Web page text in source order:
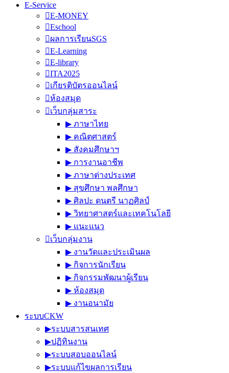
E-Service
E-MONEY
Eschool
ผลการเรียนSGS
E-Learning
E-library
ITA2025
เกียรติบัตรออนไลน์
ห้องสมุด
เว็บกลุ่มสาระ
▶︎ ภาษาไทย
▶︎ คณิตศาสตร์
▶︎ สังคมศึกษาฯ
▶︎ การงานอาชีพ
▶︎ ภาษาต่างประเทศ
▶︎ สุขศึกษา พลศึกษา
▶︎ ศิลปะ ดนตรี นาฏศิลป์
▶︎ วิทยาศาสตร์และเทคโนโลยี
▶︎ แนะแนว
เว็บกลุ่มงาน
▶︎ งานวัดและประเมินผล
▶︎ กิจการนักเรียน
▶︎ กิจกรรมพัฒนาผู้เรียน
▶︎ ห้องสมุด
▶︎ งานอนามัย
ระบบCKW
▶︎ระบบสารสนเทศ
▶︎ปฏิทินงาน
▶︎ระบบสอบออนไลน์
▶︎ระบบแก้ไขผลการเรียน